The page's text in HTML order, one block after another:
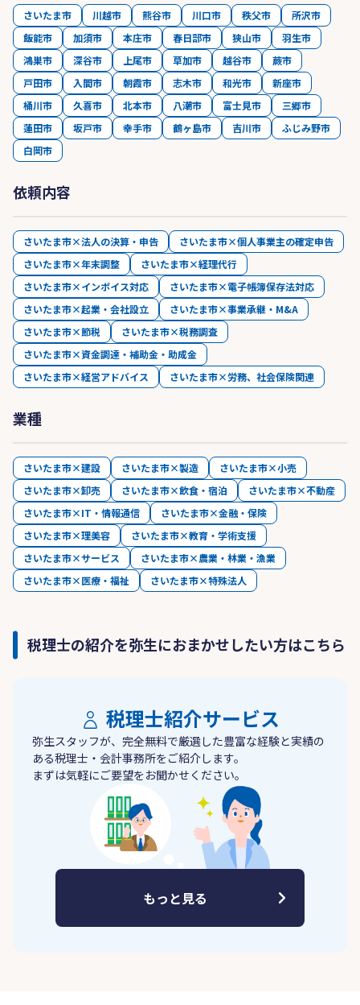
さいたま市 川越市 熊谷市 川口市 秩父市
所沢市
飯能市
加須市 本庄市 春日部市 狭山市
羽生市
鴻巣市
深谷市 上尾市 草加市 越谷市
蕨市
戸田市
入間市 朝霞市 志木市 和光市
新座市
桶川市
久喜市 北本市 八潮市 富士見市
三郷市
蓮田市
坂戸市 幸手市 鶴ヶ島市 吉川市
ふじみ野市
白岡市
依頼内容
さいたま市×法人の決算・申告
さいたま市×個人事業主の確定申告
さいたま市×年末調整
さいたま市×経理代行
さいたま市×インボイス対応
さいたま市×電子帳簿保存法対応
さいたま市×起業・会社設立
さいたま市×事業承継・M&A
さいたま市×節税
さいたま市×税務調査
さいたま市×資金調達・補助金・助成金
さいたま市×経営アドバイス
さいたま市×労務、社会保険関連
業種
さいたま市×建設 さいたま市×製造
さいたま市×小売
さいたま市×卸売
さいたま市×飲食・宿泊
さいたま市×不動産
さいたま市×IT・情報通信
さいたま市×金融・保険
さいたま市×理美容
さいたま市×教育・学術支援
さいたま市×サービス
さいたま市×農業・林業・漁業
さいたま市×医療・福祉
さいたま市×特殊法人
税理士の紹介を弥生におまかせしたい方はこちら
税理士紹介サービス
弥生スタッフが、完全無料で厳選した豊富な経験と実績の
ある税理士・会計事務所をご紹介します。
まずは気軽にご要望をお聞かせください。
もっと見る